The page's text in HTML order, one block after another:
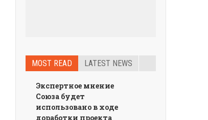
MOST READ LATEST NEWS
Экспертное мнение
Союза будет
использовано в ходе
доработки проекта